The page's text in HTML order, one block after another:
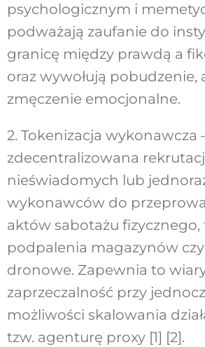
psychologicznym i
podważają zaufanie do
granicę między prawdą a
oraz wywołują pobudzenie,
zmęczenie emocjonalne.
2. Tokenizacja wykonawcza
zdecentralizowana
nieświadomych lub
wykonawców do
aktów sabotażu
podpalenia magazynów
dronowe. Zapewnia to
zaprzeczalność przy
możliwości skalowania
tzw. agenturę proxy [1] [2].